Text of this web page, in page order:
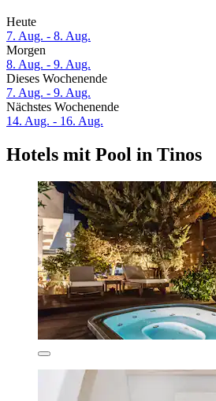
Heute
7. Aug. - 8. Aug.
Morgen
8. Aug. - 9. Aug.
Dieses Wochenende
7. Aug. - 9. Aug.
Nächstes Wochenende
14. Aug. - 16. Aug.
Hotels mit Pool in Tinos